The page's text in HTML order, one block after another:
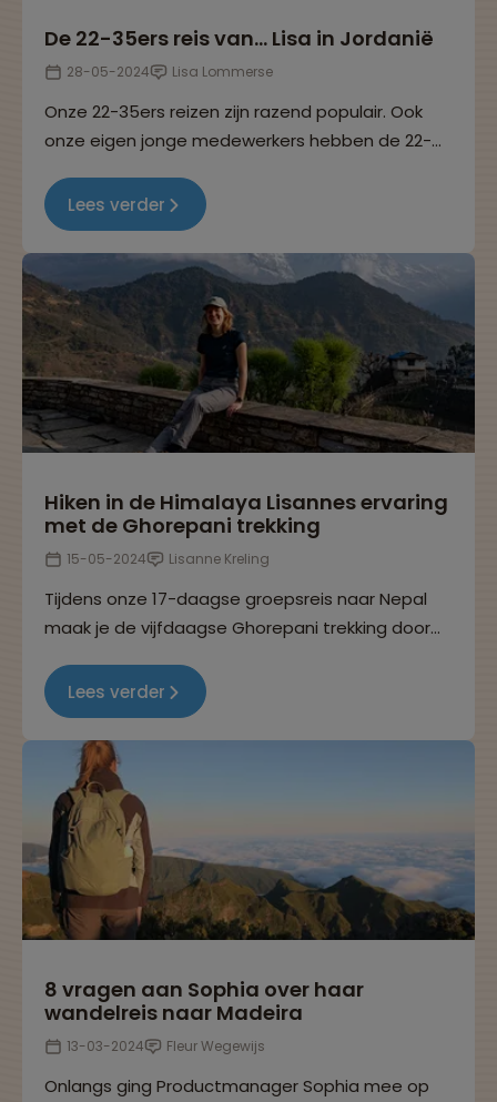
De 22-35ers reis van... Lisa in Jordanië
28-05-2024 Lisa Lommerse
Onze 22-35ers reizen zijn razend populair. Ook
onze eigen jonge medewerkers hebben de 22-
interviews delen ze hun ervaringen. Dit keer
vertelt Lisa over haar 22-35ers reis naar Jordanië.
Lees verder
Hiken in de Himalaya Lisannes ervaring
met de Ghorepani trekking
15-05-2024 Lisanne Kreling
Tijdens onze 17-daagse groepsreis naar Nepal​
maak je de vijfdaagse Ghorepani trekking door
Hill. Onze collega Lisanne trotseerde deze
spectaculaire trekking en vertelt je alles over hoe
zij deze heeft ervaren.
Lees verder
8 vragen aan Sophia over haar
wandelreis naar Madeira
13-03-2024 Fleur Wegewijs
Onlangs ging Productmanager Sophia mee op